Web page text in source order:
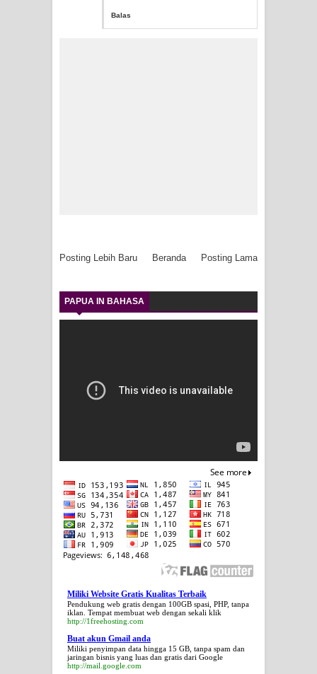
Balas
Posting Lebih Baru Posting Lama
Beranda
PAPUA IN BAHASA
Miliki Website Gratis Kualitas Terbaik
Pendukung web gratis dengan 100GB spasi, PHP, tanpa
iklan. Tempat membuat web dengan sekali klik
http://1freehosting.com
Buat akun Gmail anda
Miliki penyimpan data hingga 15 GB, tanpa spam dan
jaringan bisnis yang luas dan gratis dari Google
http://mail.google.com